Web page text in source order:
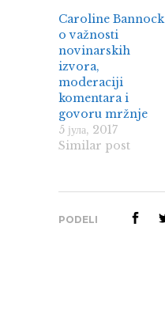
Caroline Bannock
o važnosti
novinarskih
izvora,
moderaciji
komentara i
govoru mržnje
5 јула, 2017
Similar post
PODELI